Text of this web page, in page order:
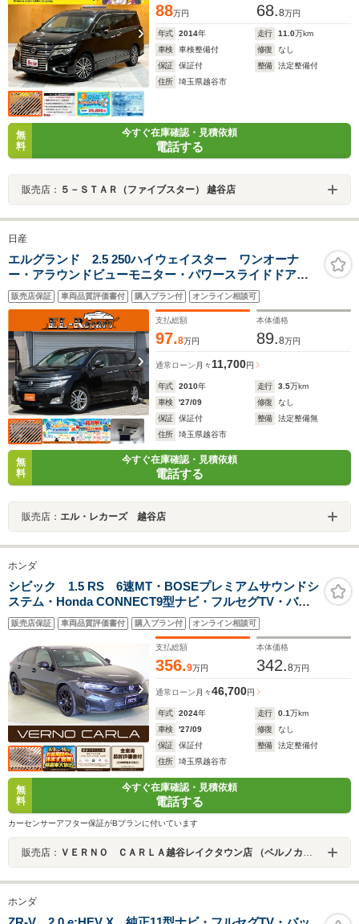
88万円 68.8万円
年式 2014年 走行 11.0万km
車検
車検整備付 修復
なし
保証
保証付 整備
法定整備付
住所
埼玉県越谷市
無
料
今すぐ在庫確認・見積依頼
電話する
販売店： ５－ＳＴＡＲ（ファイブスター） 越谷店
日産
エルグランド 2.5 250ハイウェイスター ワンオーナ
ー・アラウンドビューモニター・パワースライドドア・
純正ナビ・後席モニター・フルセグ・Bluetooth接続・ス
マートキー・プッシュスタート・ETC・HIDヘッドライ
ト・フォグランプ・純正18インチAW
販売店保証 車両品質評価書付 購入プラン付 オンライン相談可
支払総額
97.8万円
本体価格
89.8万円
通常ローン 月々 11,700円
年式 2010年 走行 3.5万km
車検
'27/09 修復
なし
保証
保証付 整備
法定整備無
住所
埼玉県越谷市
無
料
今すぐ在庫確認・見積依頼
電話する
販売店： エル・レカーズ 越谷店
ホンダ
シビック 1.5 RS 6速MT・BOSEプレミアムサウンドシ
ステム・Honda CONNECT9型ナビ・フルセグTV・バッ
クカメラ・ホンダセンシング・レーンキープアシスト・
クルーズコントロール・純正18インチAW・ETC
販売店保証 車両品質評価書付 購入プラン付 オンライン相談可
支払総額
356.9万円
本体価格
342.8万円
通常ローン 月々46,700円
年式 2024年 走行 0.1万km
車検
'27/09 修復
なし
保証
保証付 整備
法定整備付
住所
埼玉県越谷市
無
料
今すぐ在庫確認・見積依頼
電話する
カーセンサーアフター保証がBプランに付いています
販売店： ＶＥＲＮＯ ＣＡＲＬＡ越谷レイクタウン店 （ベルノカーラ越谷レイクタウン店）
ホンダ